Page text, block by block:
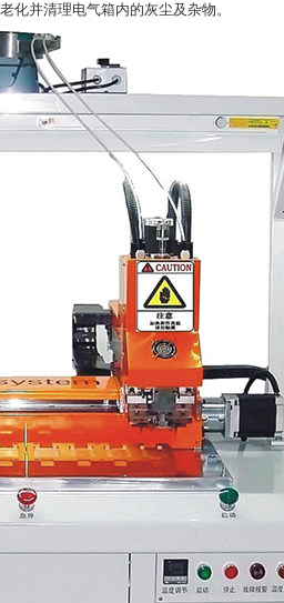
并清理电气箱内的灰尘及杂物。